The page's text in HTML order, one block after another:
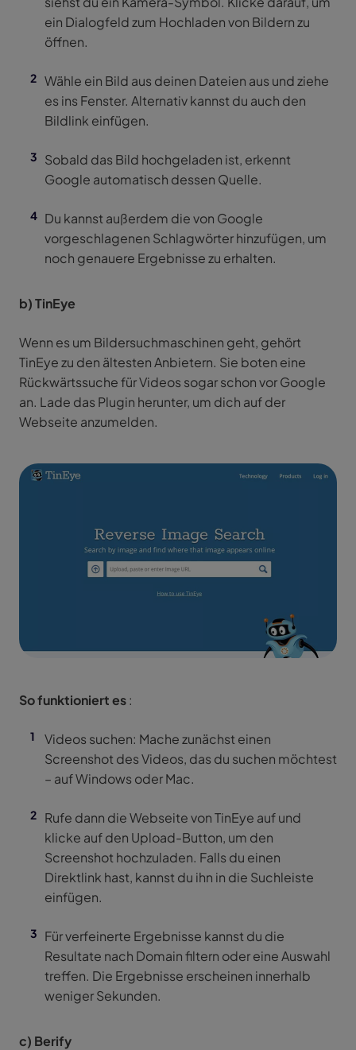
ein Dialogfeld zum Hochladen von Bildern zu
öffnen.
Wähle ein Bild aus deinen Dateien aus und ziehe
es ins Fenster. Alternativ kannst du auch den
Bildlink einfügen.
Sobald das Bild hochgeladen ist, erkennt
Google automatisch dessen Quelle.
Du kannst außerdem die von Google
vorgeschlagenen Schlagwörter hinzufügen, um
noch genauere Ergebnisse zu erhalten.
b) TinEye
Wenn es um Bildersuchmaschinen geht, gehört
TinEye zu den ältesten Anbietern. Sie boten eine
Rückwärtssuche für Videos sogar schon vor Google
an. Lade das Plugin herunter, um dich auf der
Webseite anzumelden.
So funktioniert es:
Videos suchen: Mache zunächst einen
Screenshot des Videos, das du suchen möchtest
– auf Windows oder Mac.
Rufe dann die Webseite von TinEye auf und
klicke auf den Upload-Button, um den
Screenshot hochzuladen. Falls du einen
Direktlink hast, kannst du ihn in die Suchleiste
einfügen.
Für verfeinerte Ergebnisse kannst du die
Resultate nach Domain filtern oder eine Auswahl
treffen. Die Ergebnisse erscheinen innerhalb
weniger Sekunden.
c) Berify